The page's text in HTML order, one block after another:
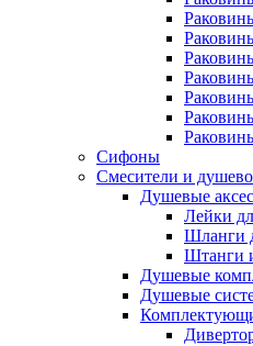
Сифоны
Смесители и
Душевые
Лейки
Шланги
Штанги
Душевые
Душевые